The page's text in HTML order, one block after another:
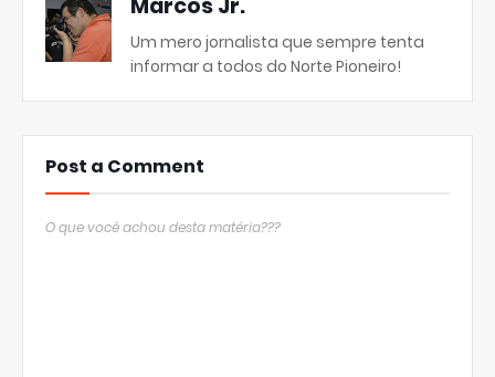
Um mero jornalista que sempre tenta
informar a todos do Norte Pioneiro!
Post a Comment
O que você achou desta matéria???